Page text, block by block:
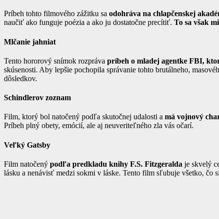
Príbeh tohto filmového zážitku sa odohráva na chlapčenskej
naučiť ako funguje poézia a ako ju dostatočne precítiť. To sa však
Mlčanie jahniat
Tento hororový snímok rozpráva príbeh o mladej agentke FBI,
skúsenosti. Aby lepšie pochopila správanie tohto brutálneho,
dôsledkov.
Schindlerov zoznam
Film, ktorý bol natočený podľa skutočnej udalosti a má vojnový
Príbeh plný obety, emócií, ale aj neuveriteľného zla vás očarí.
Veľký Gatsby
Film natočený podľa predkladu knihy F.S. Fitzgeralda je skvelý
lásku a nenávisť medzi sokmi v láske. Tento film sľubuje všetko, čo